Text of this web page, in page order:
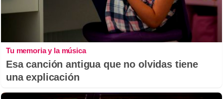
Tu memoria y la música
Esa canción antigua que no olvidas tiene
una explicación